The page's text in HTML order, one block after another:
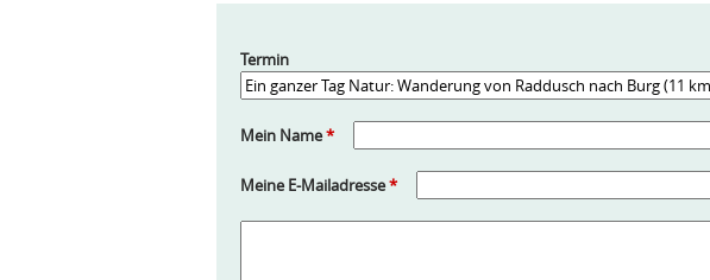
Termin
Mein Name*
Meine E-Mailadresse*